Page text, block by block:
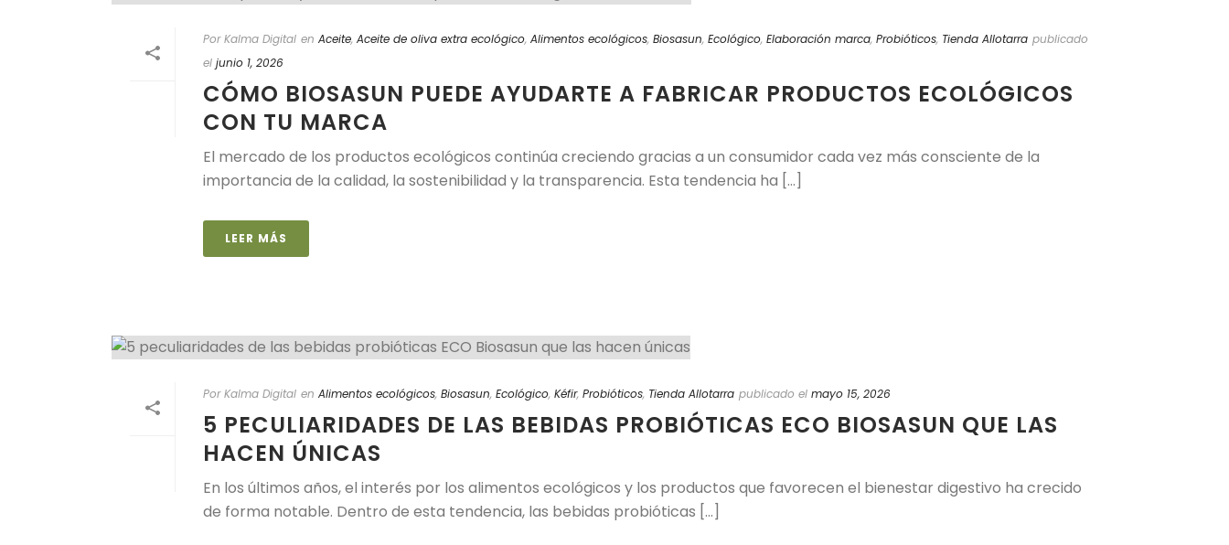
Por Kalma Digital en Aceite, Aceite de oliva extra ecológico, Alimentos ecológicos, Biosasun, Ecológico, Elaboración marca, Probióticos, Tienda Allotarra publicado
el junio 1, 2026
CÓMO BIOSASUN PUEDE AYUDARTE A FABRICAR PRODUCTOS ECOLÓGICOS
CON TU MARCA
El mercado de los productos ecológicos continúa creciendo gracias a un consumidor cada vez más consciente de la
importancia de la calidad, la sostenibilidad y la transparencia. Esta tendencia ha [...]
LEER MÁS
Por Kalma Digital en Alimentos ecológicos, Biosasun, Ecológico, Kéfir, Probióticos, Tienda Allotarra publicado el mayo 15, 2026
5 PECULIARIDADES DE LAS BEBIDAS PROBIÓTICAS ECO BIOSASUN QUE LAS
HACEN ÚNICAS
En los últimos años, el interés por los alimentos ecológicos y los productos que favorecen el bienestar digestivo ha crecido
de forma notable. Dentro de esta tendencia, las bebidas probióticas [...]